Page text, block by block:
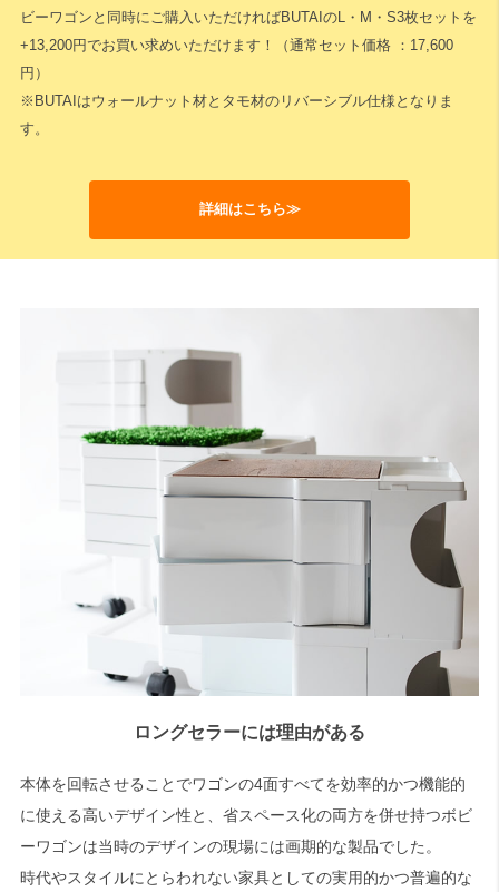
ビーワゴンと同時にご購入いただければBUTAIのL・M・S3枚セットを
+13,200円でお買い求めいただけます！（通常セット価格 ：17,600
円）
※BUTAIはウォールナット材とタモ材のリバーシブル仕様となりま
す。
詳細はこちら≫
ロングセラーには理由がある
本体を回転させることでワゴンの4面すべてを効率的かつ機能的
に使える高いデザイン性と、省スペース化の両方を併せ持つボビ
ーワゴンは当時のデザインの現場には画期的な製品でした。
時代やスタイルにとらわれない家具としての実用的かつ普遍的な